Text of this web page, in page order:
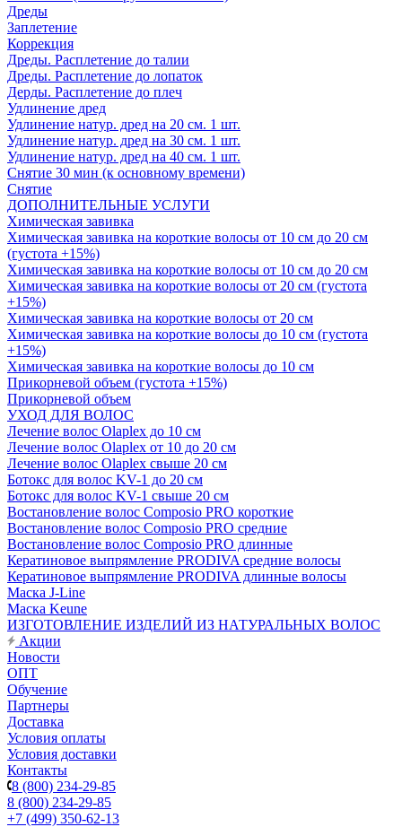
Дреды
Заплетение
Коррекция
Дреды. Расплетение до талии
Дреды. Расплетение до лопаток
Дерды. Расплетение до плеч
Удлинение дред
Удлинение натур. дред на 20 см. 1 шт.
Удлинение натур. дред на 30 см. 1 шт.
Удлинение натур. дред на 40 см. 1 шт.
Снятие 30 мин (к основному времени)
Снятие
ДОПОЛНИТЕЛЬНЫЕ УСЛУГИ
Химическая завивка
Химическая завивка на короткие волосы от 10 см до 20 см
(густота +15%)
Химическая завивка на короткие волосы от 10 см до 20 см
Химическая завивка на короткие волосы от 20 см (густота
+15%)
Химическая завивка на короткие волосы от 20 см
Химическая завивка на короткие волосы до 10 см (густота
+15%)
Химическая завивка на короткие волосы до 10 см
Прикорневой объем (густота +15%)
Прикорневой объем
УХОД ДЛЯ ВОЛОС
Лечение волос Olapleх до 10 см
Лечение волос Olapleх от 10 до 20 см
Лечение волос Olapleх свыше 20 см
Ботокс для волос KV-1 до 20 см
Ботокс для волос KV-1 свыше 20 см
Востановление волос Composio PRO короткие
Востановление волос Composio PRO средние
Востановление волос Composio PRO длинные
Кератиновое выпрямление PRODIVA средние волосы
Кератиновое выпрямление PRODIVA длинные волосы
Маска J-Line
Маска Keune
ИЗГОТОВЛЕНИЕ ИЗДЕЛИЙ ИЗ НАТУРАЛЬНЫХ ВОЛОС
Акции
Новости
ОПТ
Обучение
Партнеры
Доставка
Условия оплаты
Условия доставки
Контакты
8 (800) 234-29-85
8 (800) 234-29-85
+7 (499) 350-62-13